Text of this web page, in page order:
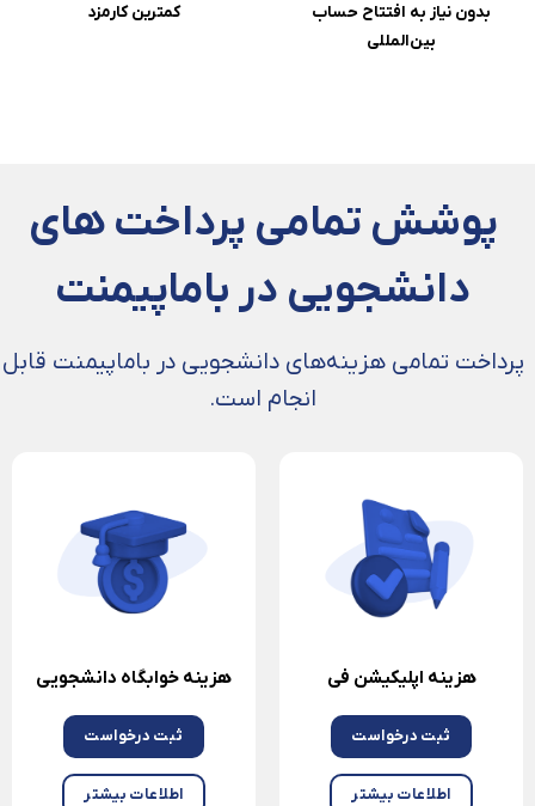
بدون نیاز به افتتاح حساب
بین‌المللی
کمترین کارمزد
پوشش تمامی پرداخت های
دانشجویی در باماپیمنت
پرداخت تمامی هزینه‌های دانشجویی در باماپیمنت قابل
انجام است.
هزینه اپلیکیشن فی
ثبت درخواست
اطلاعات بیشتر
هزینه خوابگاه دانشجویی
ثبت درخواست
اطلاعات بیشتر